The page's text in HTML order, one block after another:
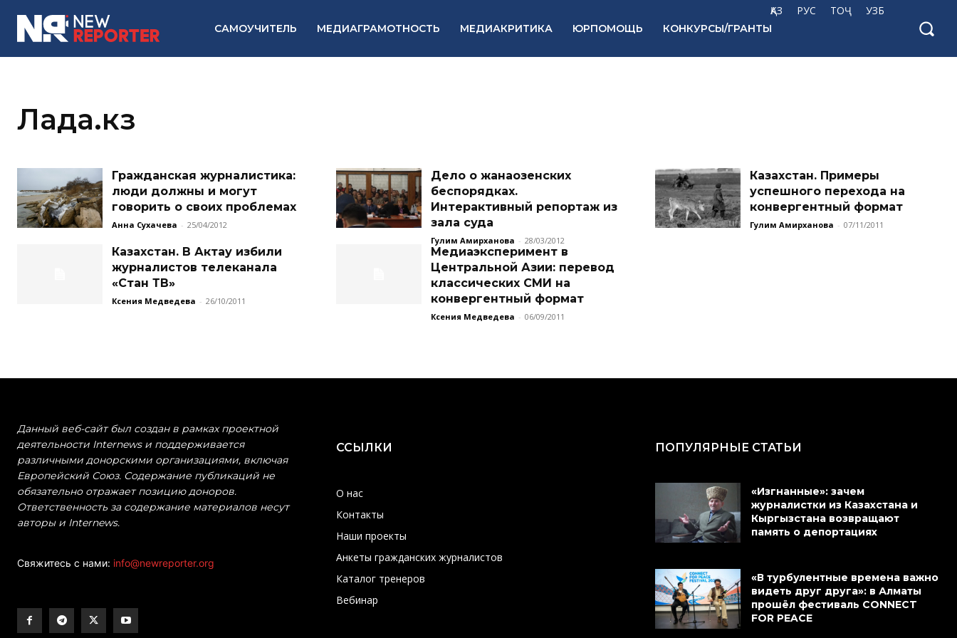
ҚАЗ РУС ТОҶ УЗБ
САМОУЧИТЕЛЬ МЕДИАГРАМОТНОСТЬ МЕДИАКРИТИКА ЮРПОМОЩЬ КОНКУРСЫ/ГРАНТЫ
Лада.кз
Гражданская журналистика:
люди должны и могут
говорить о своих проблемах
Анна Сухачева - 25/04/2012
Дело о жанаозенских
беспорядках.
Интерактивный репортаж из
зала суда
Гулим Амирханова - 28/03/2012
Казахстан. Примеры
успешного перехода на
конвергентный формат
Гулим Амирханова - 07/11/2011
Казахстан. В Актау избили
журналистов телеканала
«Стан ТВ»
Ксения Медведева - 26/10/2011
Медиаэксперимент в
Центральной Азии: перевод
классических СМИ на
конвергентный формат
Ксения Медведева - 06/09/2011
Данный веб-сайт был создан в рамках проектной
деятельности Internews и поддерживается
различными донорскими организациями, включая
Европейский Союз. Содержание публикаций не
обязательно отражает позицию доноров.
Ответственность за содержание материалов несут
авторы и Internews.
Свяжитесь с нами: info@newreporter.org
ССЫЛКИ
О нас
Контакты
Наши проекты
Анкеты гражданских журналистов
Каталог тренеров
Вебинар
ПОПУЛЯРНЫЕ СТАТЬИ
«Изгнанные»: зачем
журналистки из Казахстана и
Кыргызстана возвращают
память о депортациях
«В турбулентные времена важно
видеть друг друга»: в Алматы
прошёл фестиваль CONNECT
FOR PEACE